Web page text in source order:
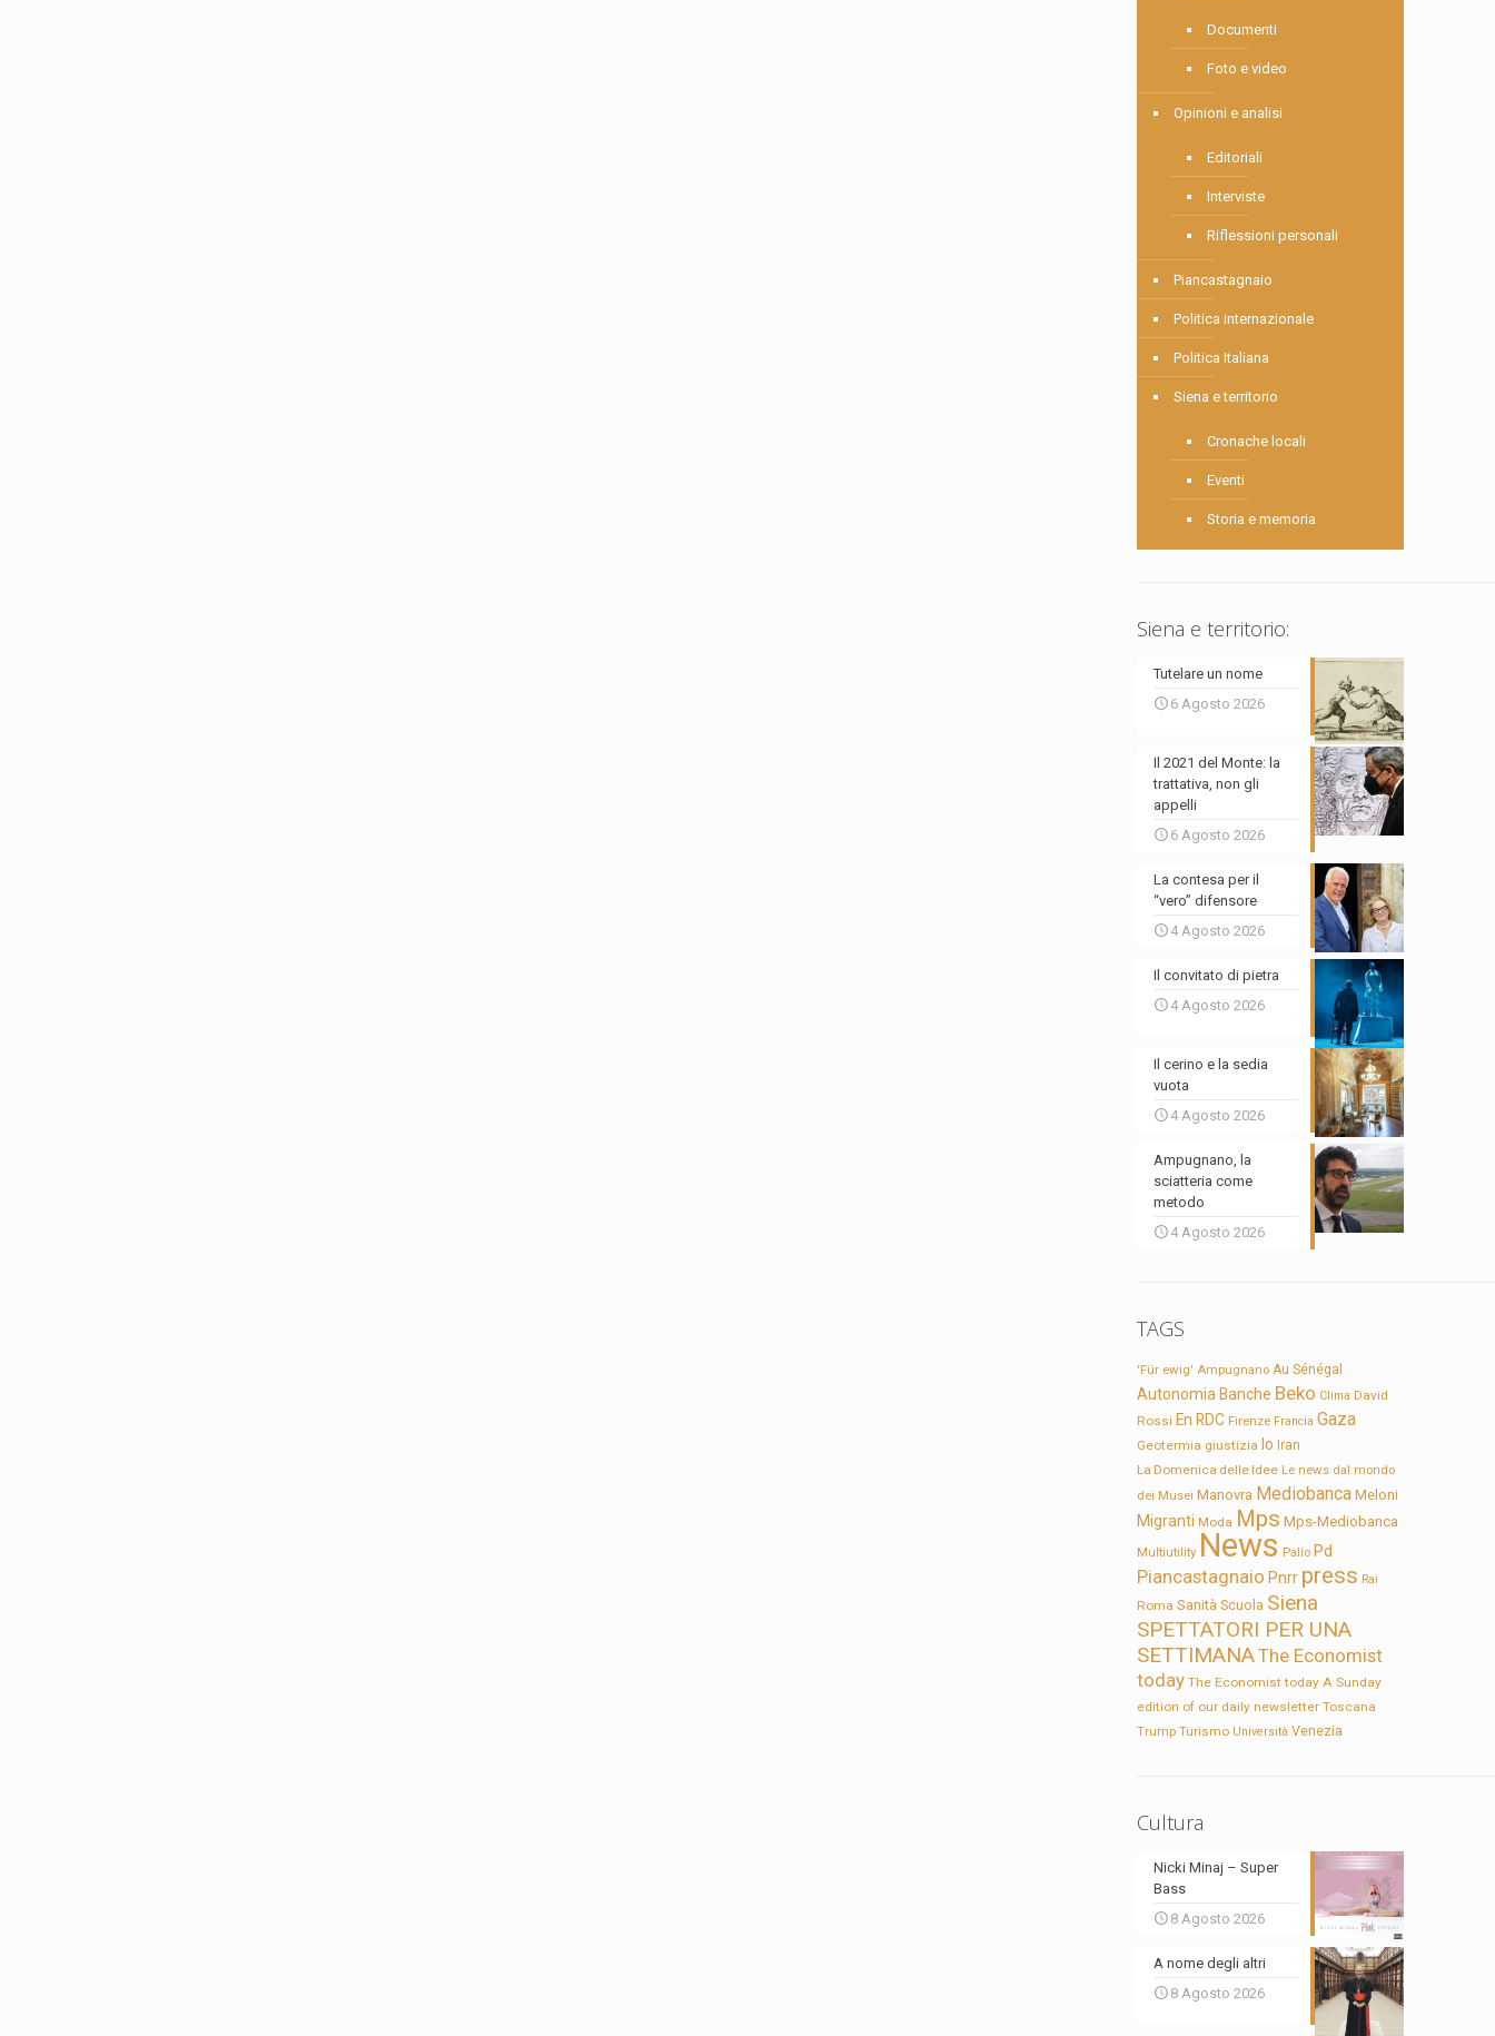
Documenti
Foto e video
Opinioni e analisi
Editoriali
Interviste
Riflessioni personali
Piancastagnaio
Politica internazionale
Politica Italiana
Siena e territorio
Cronache locali
Eventi
Storia e memoria
Siena e territorio:
Tutelare un nome
6 Agosto 2026
Il 2021 del Monte: la
trattativa, non gli
appelli
6 Agosto 2026
La contesa per il
“vero” difensore
4 Agosto 2026
Il convitato di pietra
4 Agosto 2026
Il cerino e la sedia
vuota
4 Agosto 2026
Ampugnano, la
sciatteria come
metodo
4 Agosto 2026
TAGS
'Für ewig' Ampugnano Au Sénégal
Autonomia Banche Beko Clima David
Rossi En RDC Firenze Francia Gaza
Geotermia giustizia Io Iran
La Domenica delle Idee Le news dal mondo
dei Musei Manovra Mediobanca Meloni
Migranti Moda Mps Mps-Mediobanca
Multiutility News Palio Pd
Piancastagnaio Pnrr press Rai
Roma Sanità Scuola Siena
SPETTATORI PER UNA
SETTIMANAThe Economist
today The Economist today A Sunday
edition of our daily newsletter Toscana
Trump Turismo Università Venezia
Cultura
Nicki Minaj – Super
Bass
8 Agosto 2026
A nome degli altri
8 Agosto 2026